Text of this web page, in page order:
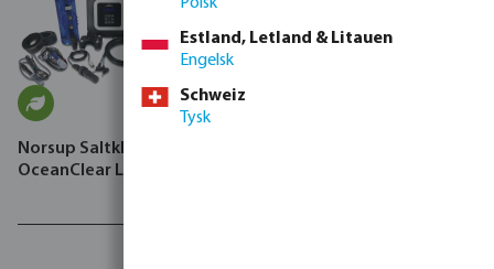
Norsup Saltklorinator type
OceanClear LS
Estland, Letland & Litauen
Engelsk
Schweiz
Tysk